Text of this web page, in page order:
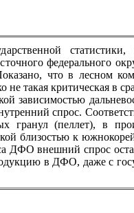
статистики,
федерального
что в лесном
не такая критическая
зависимостью
спрос.
гранул (пеллет), в
близостью к
ДФО внешний спрос
в ДФО, даже с